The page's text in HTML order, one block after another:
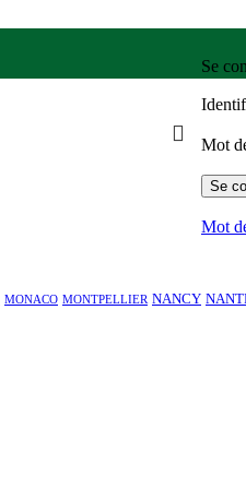
Se
Mot
Se
Mot
MONACO MONTPELLIER NANCY